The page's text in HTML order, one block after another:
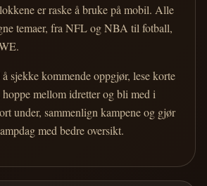
er raske å bruke på mobil. Alle
temaer, fra NFL og NBA til fotball,
sjekke kommende oppgjør, lese korte
mellom idretter og bli med i
under, sammenlign kampene og gjør
med bedre oversikt.